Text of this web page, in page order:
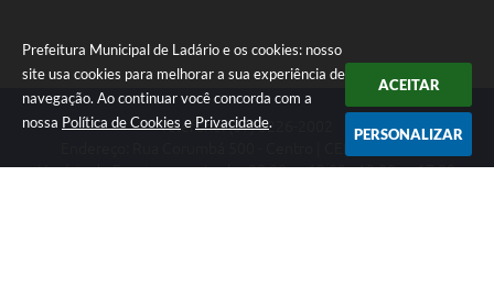
Prefeitura Municipal de Ladário e os cookies: nosso
site usa cookies para melhorar a sua experiência de
navegação. Ao continuar você concorda com a
nossa Política de Cookies e Privacidade.
ACEITAR
PERSONALIZAR
Telefone: (67) 3226-2002
Horário de Funcionamento das 08:00 as 12:00 - 13:00 as 17:00